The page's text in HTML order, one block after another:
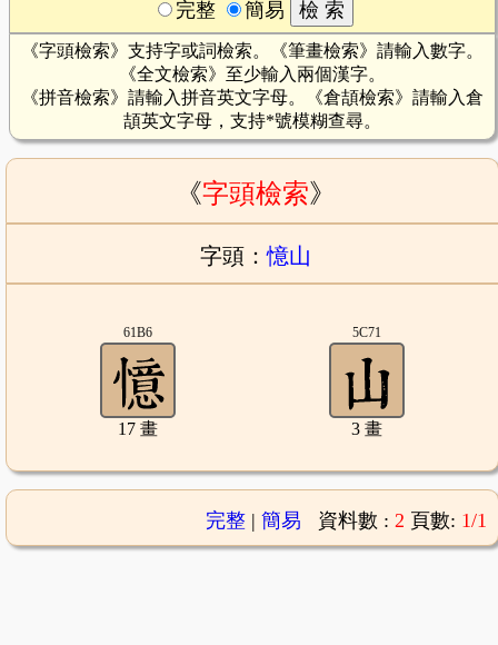
完整
簡易
《字頭檢索》支持字或詞檢索。《筆畫檢索》請輸入數字。
《全文檢索》至少輸入兩個漢字。
《拼音檢索》請輸入拼音英文字母。《倉頡檢索》請輸入倉
頡英文字母，支持*號模糊查尋。
《字頭檢索》
字頭：憶山
61B6
17 畫
5C71
3 畫
完整| 簡易 資料數 : 2 頁數: 1/1